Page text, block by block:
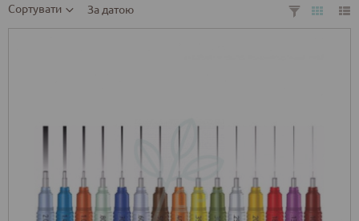
Сортувати За датою